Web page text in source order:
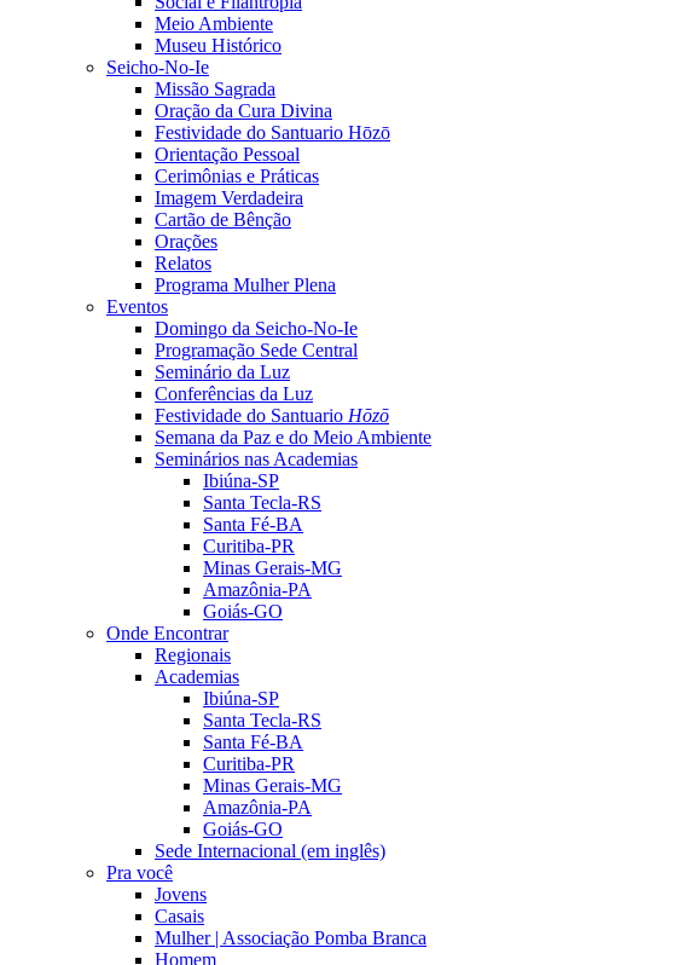
Meio Ambiente
Museu Histórico
Seicho-No-Ie
Missão Sagrada
Oração da Cura Divina
Festividade do Santuario Hōzō
Orientação Pessoal
Cerimônias e Práticas
Imagem Verdadeira
Cartão de Bênção
Orações
Relatos
Programa Mulher Plena
Eventos
Domingo da Seicho-No-Ie
Programação Sede Central
Seminário da Luz
Conferências da Luz
Festividade do Santuario Hōzō
Semana da Paz e do Meio Ambiente
Seminários nas Academias
Ibiúna-SP
Santa Tecla-RS
Santa Fé-BA
Curitiba-PR
Minas Gerais-MG
Amazônia-PA
Goiás-GO
Onde Encontrar
Regionais
Academias
Ibiúna-SP
Santa Tecla-RS
Santa Fé-BA
Curitiba-PR
Minas Gerais-MG
Amazônia-PA
Goiás-GO
Sede Internacional (em inglês)
Pra você
Jovens
Casais
Mulher | Associação Pomba Branca
Homem